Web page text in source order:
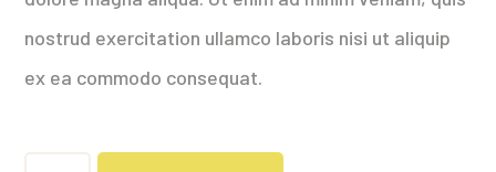
nostrud exercitation ullamco laboris nisi ut aliquip
ex ea commodo consequat.